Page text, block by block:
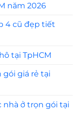
năm 2026
4 cũ đẹp tiết
tại TpHCM
gói giá rẻ tại
nhà ở trọn gói tại